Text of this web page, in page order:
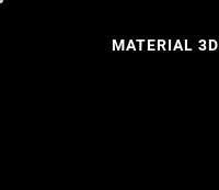
MATERIAL 3D